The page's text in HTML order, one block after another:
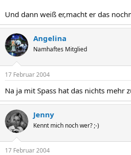
Und dann weiß er,macht er das
Angelina
Namhaftes Mitglied
17 Februar 2004
Na ja mit Spass hat das nichts mehr
Jenny
Kennt mich noch wer? ;-)
17 Februar 2004